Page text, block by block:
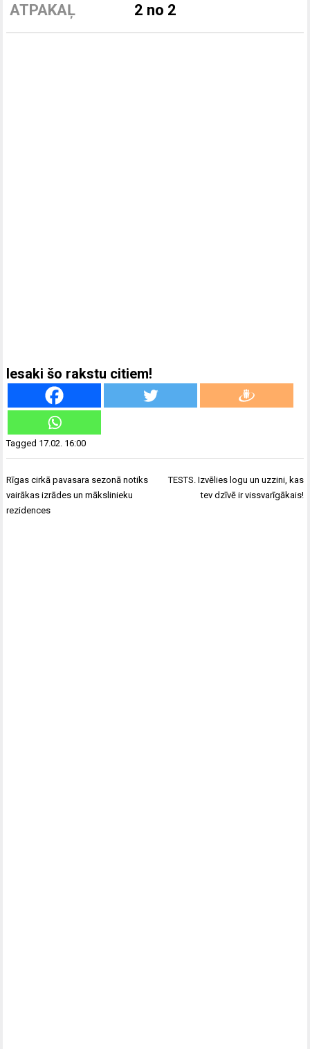
ATPAKAĻ 2 no 2
Iesaki šo rakstu citiem!
Tagged 17.02. 16:00
Ziņu
izvēlne
Rīgas cirkā pavasara sezonā notiks
vairākas izrādes un mākslinieku
rezidences
TESTS. Izvēlies logu un uzzini, kas
tev dzīvē ir vissvarīgākais!